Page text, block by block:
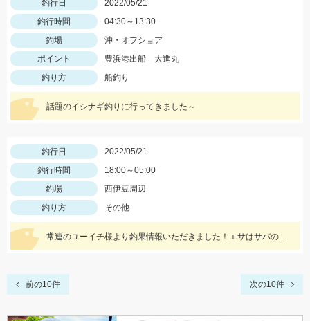
釣行日
2022/05/21
釣行時間
04:30～13:30
釣場
沖・オフショア
ポイント
豊浜港出船 大進丸
釣り方
船釣り
話題のイシナギ釣りに行ってきました～
釣行日
2022/05/21
釣行時間
18:00～05:00
釣場
西伊豆周辺
釣り方
その他
常連のユーイチ様より釣果情報いただきました！エサはサバの切り身とイカタンを使用。
前の10件 次の10件